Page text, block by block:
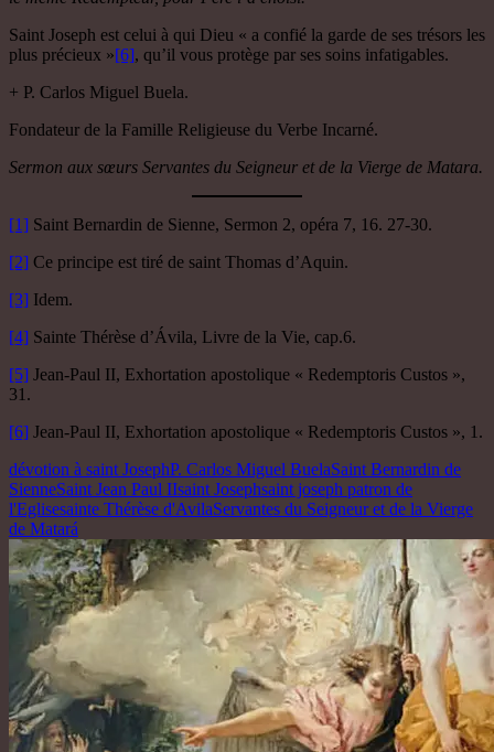
Saint Joseph est celui à qui Dieu « a confié la garde de ses trésors les
plus précieux »[6], qu’il vous protège par ses soins infatigables.
+ P. Carlos Miguel Buela.
Fondateur de la Famille Religieuse du Verbe Incarné.
Sermon aux sœurs Servantes du Seigneur et de la Vierge de Matara.
[1] Saint Bernardin de Sienne, Sermon 2, opéra 7, 16. 27-30.
[2] Ce principe est tiré de saint Thomas d’Aquin.
[3] Idem.
[4] Sainte Thérèse d’Ávila, Livre de la Vie, cap.6.
[5] Jean-Paul II, Exhortation apostolique « Redemptoris Custos »,
31.
[6] Jean-Paul II, Exhortation apostolique « Redemptoris Custos », 1.
dévotion à saint JosephP. Carlos Miguel BuelaSaint Bernardin de
SienneSaint Jean Paul IIsaint Josephsaint joseph patron de
l'Eglisesainte Thérèse d'AvilaServantes du Seigneur et de la Vierge
de Matará